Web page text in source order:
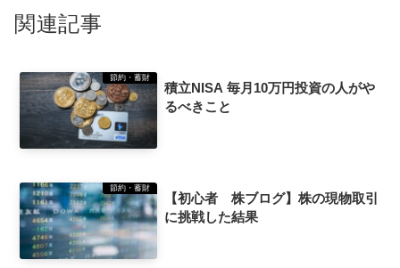
関連記事
節約・蓄財
積立NISA 毎月10万円投資の人がや
るべきこと
節約・蓄財
【初心者 株ブログ】株の現物取引
に挑戦した結果